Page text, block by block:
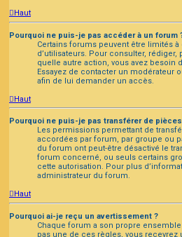
Haut
Pourquoi ne puis-je pas accéder à un forum
Certains forums peuvent être limités
d’utilisateurs. Pour consulter, rédiger,
quelle autre action, vous avez besoin
Essayez de contacter un modérateur
afin de lui demander un accès.
Haut
Pourquoi ne puis-je pas transférer de
Les permissions permettant de
accordées par forum, par groupe ou
du forum ont peut-être désactivé le
forum concerné, ou seuls certains
cette autorisation. Pour plus
administrateur du forum.
Haut
Pourquoi ai-je reçu un avertissement ?
Chaque forum a son propre
pas une de ces règles, vous recevrez